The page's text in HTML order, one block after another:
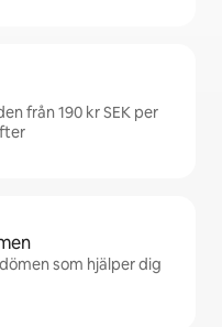
från 190 kr SEK per
som hjälper dig